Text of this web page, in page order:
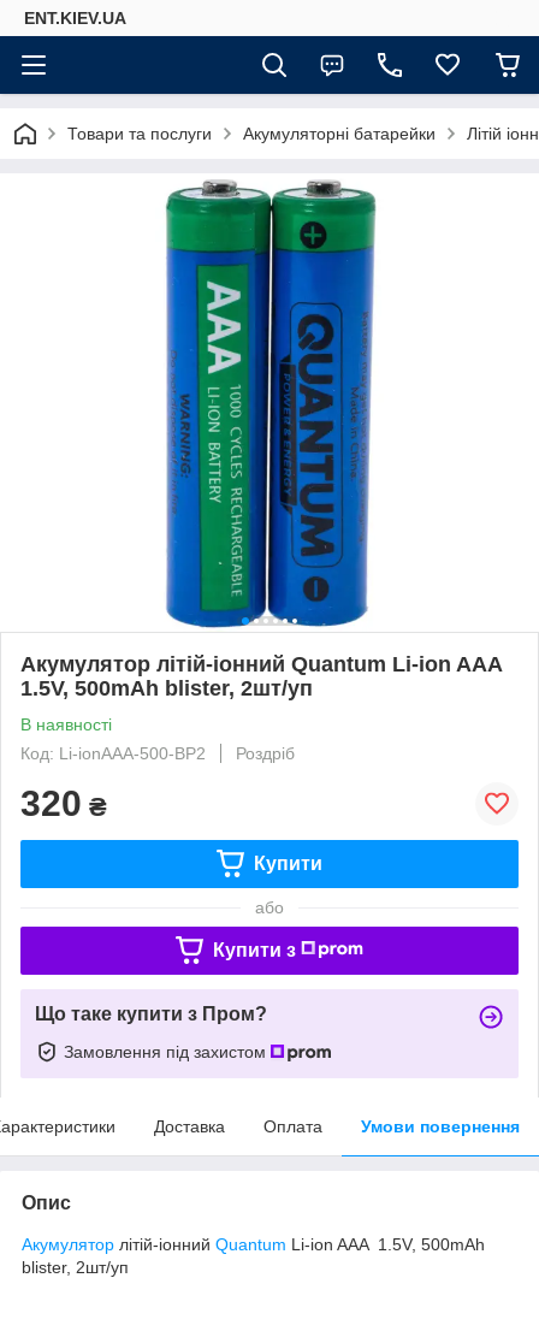
ENT.KIEV.UA
Товари та послуги Акумуляторні батарейки Літій
Акумулятор літій-іонний Quantum Li-ion AAA
1.5V, 500mAh blister, 2шт/уп
В наявності
Код: Li-ionAAA-500-BP2
Роздріб
320 ₴
Купити
або
Купити з
Що таке купити з Пром?
Замовлення під захистом
Доставка Оплата Умови повернення
Опис
Акумулятор літій-іонний Quantum Li-ion AAA 1.5V, 500mAh
blister, 2шт/уп